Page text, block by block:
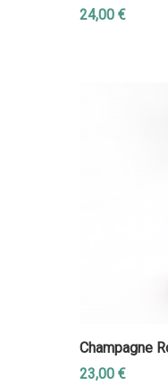
24,00 €
Champagne
23,00 €